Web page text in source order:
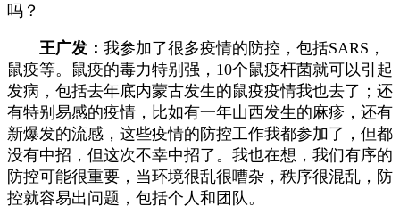
吗？
王广发： 我参加了很多疫情的防控，包括SARS，
鼠疫等。鼠疫的毒力特别强，10个鼠疫杆菌就可以引起
发病，包括去年底内蒙古发生的鼠疫疫情我也去了；还
有特别易感的疫情，比如有一年山西发生的麻疹，还有
新爆发的流感，这些疫情的防控工作我都参加了，但都
没有中招，但这次不幸中招了。我也在想，我们有序的
防控可能很重要，当环境很乱很嘈杂，秩序很混乱，防
控就容易出问题，包括个人和团队。